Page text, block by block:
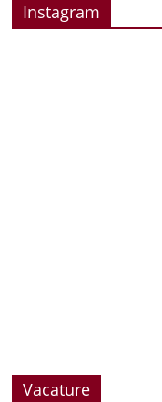
Instagram
Vacature